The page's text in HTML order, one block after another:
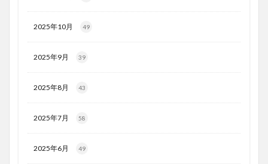
2025年10月 49
2025年9月 39
2025年8月 43
2025年7月 58
2025年6月 49